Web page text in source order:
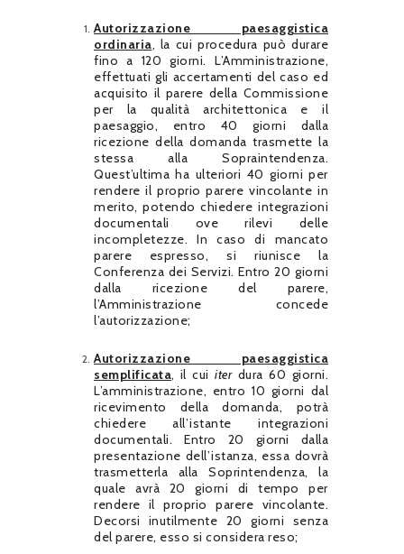
Autorizzazione paesaggistica
ordinaria, la cui procedura può durare
fino a 120 giorni. L’Amministrazione,
effettuati gli accertamenti del caso ed
acquisito il parere della Commissione
per la qualità architettonica e il
paesaggio, entro 40 giorni dalla
ricezione della domanda trasmette la
stessa alla Sopraintendenza.
Quest’ultima ha ulteriori 40 giorni per
rendere il proprio parere vincolante in
merito, potendo chiedere integrazioni
documentali ove rilevi delle
incompletezze. In caso di mancato
parere espresso, si riunisce la
Conferenza dei Servizi. Entro 20 giorni
dalla ricezione del parere,
l’Amministrazione concede
l’autorizzazione;
Autorizzazione paesaggistica
semplificata, il cuiiter dura 60 giorni.
L’amministrazione, entro 10 giorni dal
ricevimento della domanda, potrà
chiedere all’istante integrazioni
documentali. Entro 20 giorni dalla
presentazione dell’istanza, essa dovrà
trasmetterla alla Soprintendenza, la
quale avrà 20 giorni di tempo per
rendere il proprio parere vincolante.
Decorsi inutilmente 20 giorni senza
del parere, esso si considera reso;